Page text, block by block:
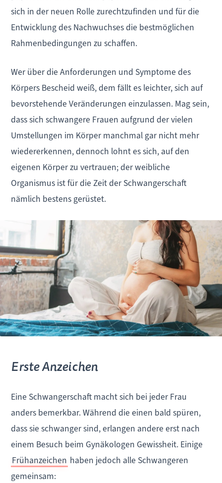
sich in der neuen Rolle zurechtzufinden und für die
Entwicklung des Nachwuchses die bestmöglichen
Rahmenbedingungen zu schaffen.
Wer über die Anforderungen und Symptome des
Körpers Bescheid weiß, dem fällt es leichter, sich auf
bevorstehende Veränderungen einzulassen. Mag sein,
dass sich schwangere Frauen aufgrund der vielen
Umstellungen im Körper manchmal gar nicht mehr
wiedererkennen, dennoch lohnt es sich, auf den
eigenen Körper zu vertrauen; der weibliche
Organismus ist für die Zeit der Schwangerschaft
nämlich bestens gerüstet.
Erste Anzeichen
Eine Schwangerschaft macht sich bei jeder Frau
anders bemerkbar. Während die einen bald spüren,
dass sie schwanger sind, erlangen andere erst nach
einem Besuch beim Gynäkologen Gewissheit. Einige
Frühanzeichen haben jedoch alle Schwangeren
gemeinsam: